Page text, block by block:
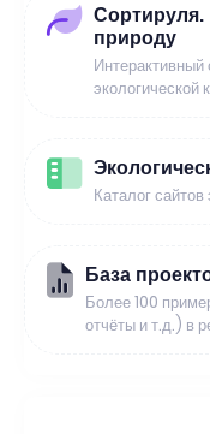
Сортируля.
природу
экологической
Каталог
База
Более 100
отчёты и т.д.) в